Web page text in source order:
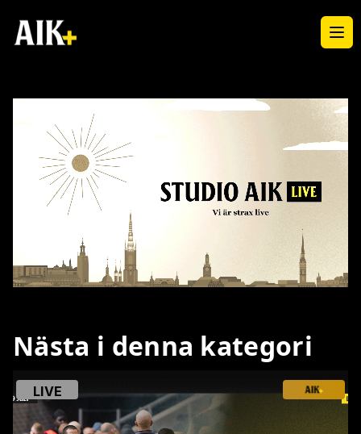
Nästa i denna kategori
LIVE